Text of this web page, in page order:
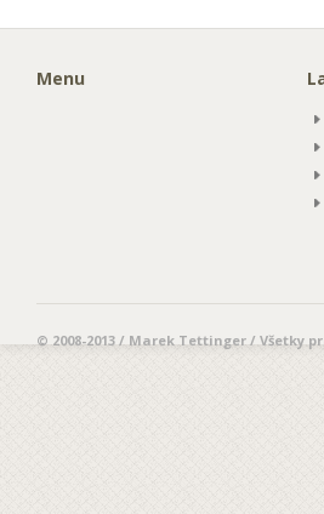
Menu
© 2008-2013 / Marek Tettinger / Všetky